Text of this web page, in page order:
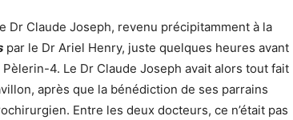
Dr Claude Joseph, revenu précipitamment à la
par le Dr Ariel Henry, juste quelques heures avant
4. Le Dr Claude Joseph avait alors tout fait
après que la bénédiction de ses parrains
Entre les deux docteurs, ce n’était pas